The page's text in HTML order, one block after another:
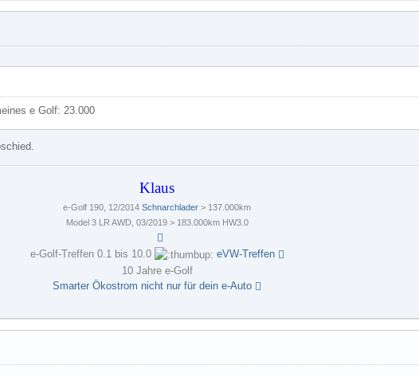
e Golf: 23.000
Klaus
e-Golf 190, 12/2014Schnarchlader > 137.000km
Model 3 LR AWD, 03/2019 > 183.000km HW3.0
e-Golf-Treffen 0.1 bis 10.0
eVW-Treffen
10 Jahre e-Golf
Smarter Ökostrom nicht nur für dein e-Auto